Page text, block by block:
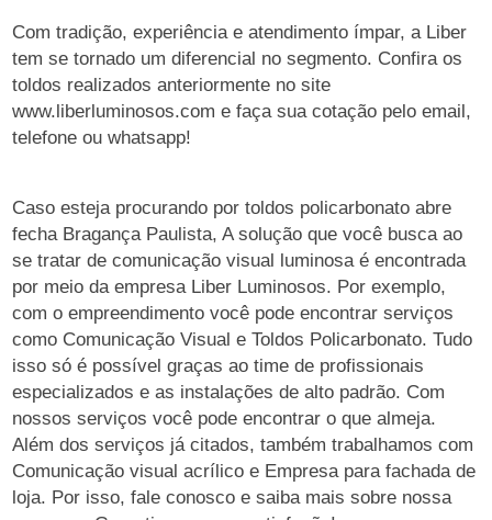
Com tradição, experiência e atendimento ímpar, a Liber
tem se tornado um diferencial no segmento. Confira os
toldos realizados anteriormente no site
www.liberluminosos.com e faça sua cotação pelo email,
telefone ou whatsapp!
Caso esteja procurando por toldos policarbonato abre
fecha Bragança Paulista, A solução que você busca ao
se tratar de comunicação visual luminosa é encontrada
por meio da empresa Liber Luminosos. Por exemplo,
com o empreendimento você pode encontrar serviços
como Comunicação Visual e Toldos Policarbonato. Tudo
isso só é possível graças ao time de profissionais
especializados e as instalações de alto padrão. Com
nossos serviços você pode encontrar o que almeja.
Além dos serviços já citados, também trabalhamos com
Comunicação visual acrílico e Empresa para fachada de
loja. Por isso, fale conosco e saiba mais sobre nossa